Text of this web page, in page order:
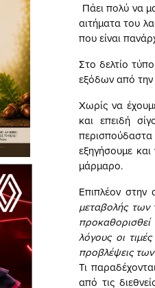
Πάει πολύ να
αιτήματα του
που είναι
Στο δελτίο
εξόδων από την
Χωρίς να
και επειδή
περισπούδαστα
εξηγήσουμε
μάρμαρο.
Επιπλέον
μεταβολής των
προκαθορισθεί
λόγους οι
προβλέψεις
Τι
από τις